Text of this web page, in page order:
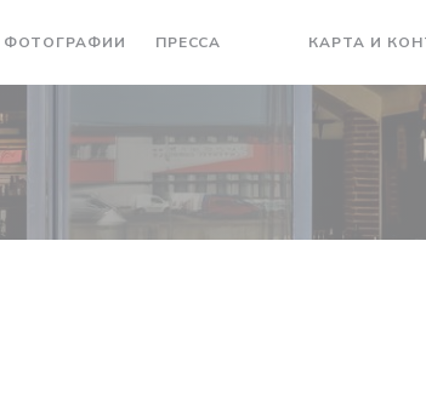
ФОТОГРАФИИ ПРЕССА КАРТА И